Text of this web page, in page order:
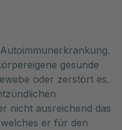
gesunde
oder zerstört es.
nicht ausreichend das
er für den